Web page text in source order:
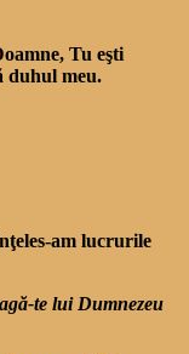
Tu eşti
duhul meu.
am lucrurile
te lui Dumnezeu